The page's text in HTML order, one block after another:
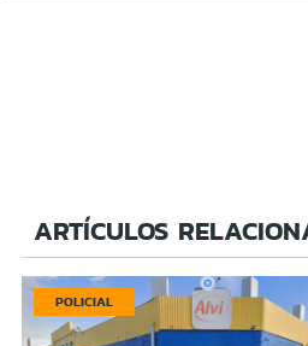
ARTÍCULOS
POLICIAL